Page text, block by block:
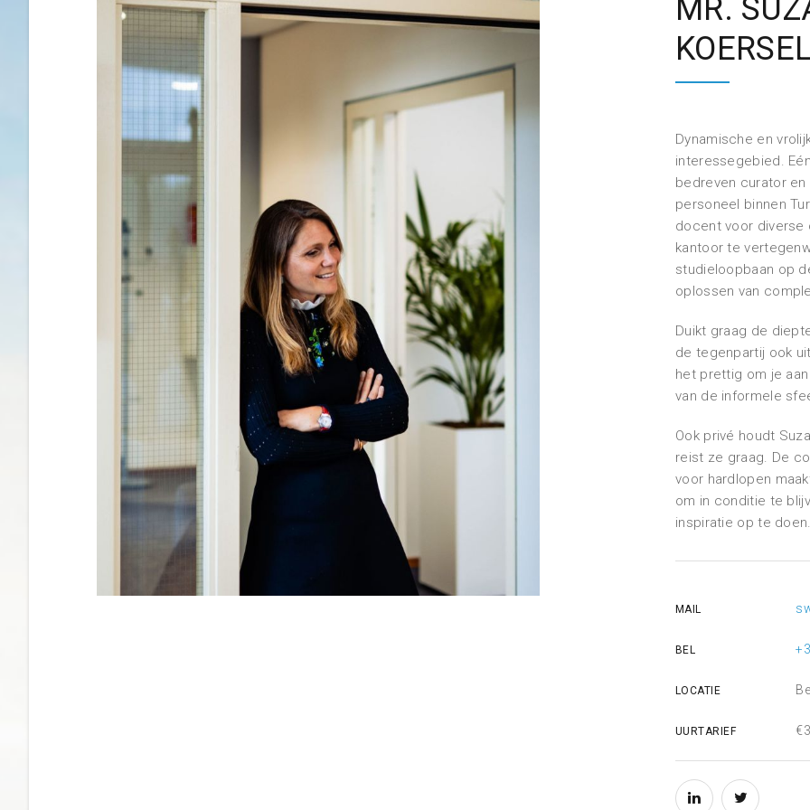
MR.
Dynamische en
interessegebied.
bedreven curator
personeel binnen
docent voor diverse
kantoor te
studieloopbaan op
oplossen van
Duikt graag de
de tegenpartij ook
het prettig om je
van de informele
Ook privé houdt
reist ze graag. De
voor hardlopen
om in conditie te
inspiratie op te
MAIL
BEL
LOCATIE
UURTARIEF